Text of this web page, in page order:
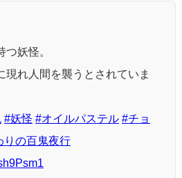
妖怪。
現れ人間を襲うとされていま
#妖怪 #オイルパステル #チョ
りの百鬼夜行